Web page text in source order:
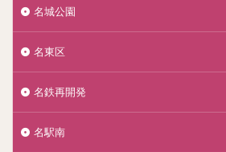
名城公園
名東区
名鉄再開発
名駅南